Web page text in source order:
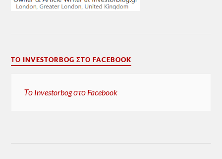
ΤΟ INVESTORBOG ΣΤΟ FACEBOOK
Το Investorbog στο Facebook